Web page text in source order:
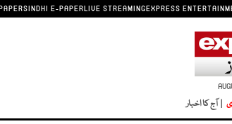
SINDHI E-PAPERLIVE STREAMINGEXPRESS
| آج کا اخبار